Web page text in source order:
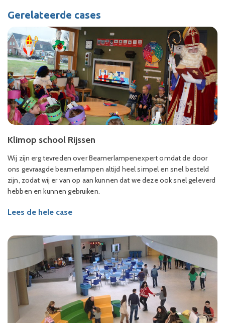
Gerelateerde cases
Klimop school Rijssen
Wij zijn erg tevreden over Beamerlampenexpert omdat de door
ons gevraagde beamerlampen altijd heel simpel en snel besteld
zijn, zodat wij er van op aan kunnen dat we deze ook snel geleverd
hebben en kunnen gebruiken.
Lees de hele case